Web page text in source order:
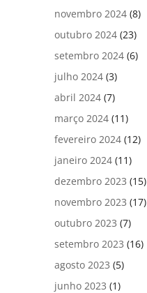
novembro 2024 (8)
outubro 2024 (23)
setembro 2024 (6)
julho 2024 (3)
abril 2024 (7)
março 2024 (11)
fevereiro 2024 (12)
janeiro 2024 (11)
dezembro 2023 (15)
novembro 2023 (17)
outubro 2023 (7)
setembro 2023 (16)
agosto 2023 (5)
junho 2023 (1)